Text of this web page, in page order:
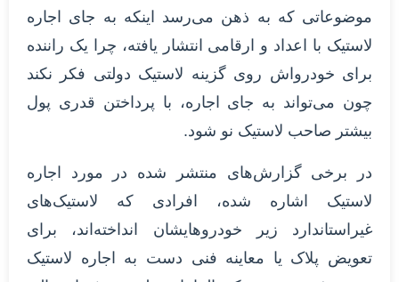
موضوعاتی که به ذهن می‌رسد اینکه به جای اجاره
لاستیک با اعداد و ارقامی انتشار یافته، چرا یک راننده
برای خودرواش روی گزینه لاستیک دولتی فکر نکند
چون می‌تواند به جای اجاره، با پرداختن قدری پول
بیشتر صاحب لاستیک نو شود.
در برخی گزارش‌های منتشر شده در مورد اجاره
لاستیک اشاره شده، افرادی که لاستیک‌های
غیراستاندارد زیر خودروهایشان انداخته‌اند، برای
تعویض پلاک یا معاینه فنی دست به اجاره لاستیک